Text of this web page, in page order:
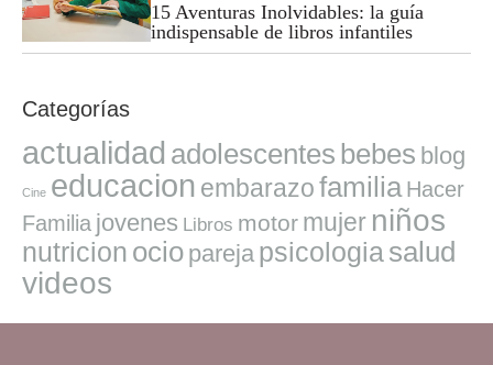
15 Aventuras Inolvidables: la guía
indispensable de libros infantiles
Categorías
actualidad adolescentes bebes blog
Cine educacion embarazofamilia Hacer
Familia jovenes Libros motor mujer niños
nutricion ocio pareja psicologiasalud
videos